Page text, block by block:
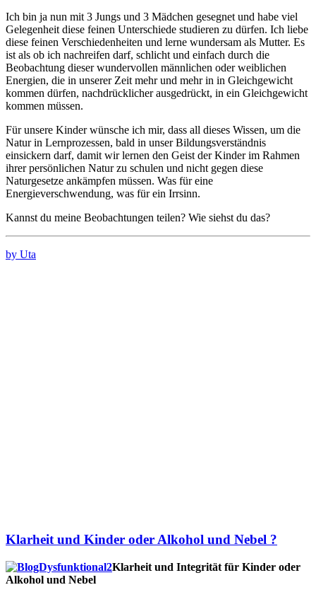
Ich bin ja nun mit 3 Jungs und 3 Mädchen gesegnet und habe viel
Gelegenheit diese feinen Unterschiede studieren zu dürfen. Ich liebe
diese feinen Verschiedenheiten und lerne wundersam als Mutter. Es
ist als ob ich nachreifen darf, schlicht und einfach durch die
Beobachtung dieser wundervollen männlichen oder weiblichen
Energien, die in unserer Zeit mehr und mehr in in Gleichgewicht
kommen dürfen, nachdrücklicher ausgedrückt, in ein Gleichgewicht
kommen müssen.
Für unsere Kinder wünsche ich mir, dass all dieses Wissen, um die
Natur in Lernprozessen, bald in unser Bildungsverständnis
einsickern darf, damit wir lernen den Geist der Kinder im Rahmen
ihrer persönlichen Natur zu schulen und nicht gegen diese
Naturgesetze ankämpfen müssen. Was für eine
Energieverschwendung, was für ein Irrsinn.
Kannst du meine Beobachtungen teilen? Wie siehst du das?
by Uta
Klarheit und Kinder oder Alkohol und Nebel ?
Klarheit und Integrität für Kinder oder
Alkohol und Nebel